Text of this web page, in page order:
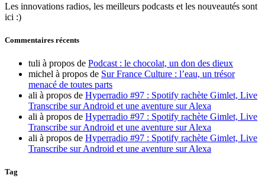
Les innovations radios, les meilleurs podcasts et les nouveautés sont
ici :)
Commentaires récents
tuli à propos de Podcast : le chocolat, un don des dieux
michel à propos de Sur France Culture : l’eau, un trésor
menacé de toutes parts
ali à propos de Hyperradio #97 : Spotify rachète Gimlet, Live
Transcribe sur Android et une aventure sur Alexa
ali à propos de Hyperradio #97 : Spotify rachète Gimlet, Live
Transcribe sur Android et une aventure sur Alexa
ali à propos de Hyperradio #97 : Spotify rachète Gimlet, Live
Transcribe sur Android et une aventure sur Alexa
Tag